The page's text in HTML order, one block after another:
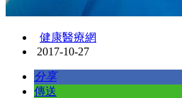
健康醫療網
2017-10-27
分享
傳送